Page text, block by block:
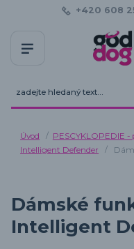
+420 608
Úvod PESCYKLOPEDIE -
Intelligent Defender
Dámské
Intelligent